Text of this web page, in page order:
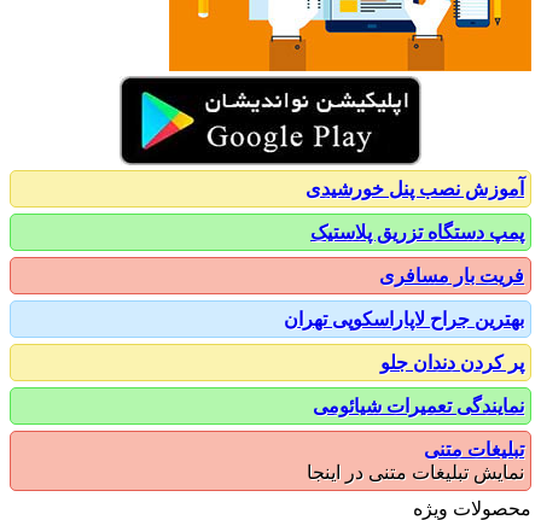
نصب پنل خورشیدی
دستگاه تزریق پلاستیک
بار مسافری
جراح لاپاراسکوپی تهران
دندان جلو
تعمیرات شیائومی
متنی
تبلیغات متنی در اینجا
ویژه